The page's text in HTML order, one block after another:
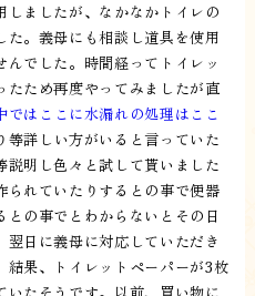
ましたが、なかなかトイレの
。義母にも相談し道具を使用
でした。時間経ってトイレッ
たため再度やってみましたが直
ではここに水漏れの処理はここ
詳しい方がいると言っていた
説明し色々と試して貰いました
られていたりするとの事で便器
の事でとわからないとその日
日に義母に対応していただき
果、トイレットペーパーが3枚